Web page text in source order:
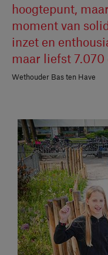
hoogtepunt,
moment van
inzet en
maar liefst 7.070
Wethouder Bas ten Have